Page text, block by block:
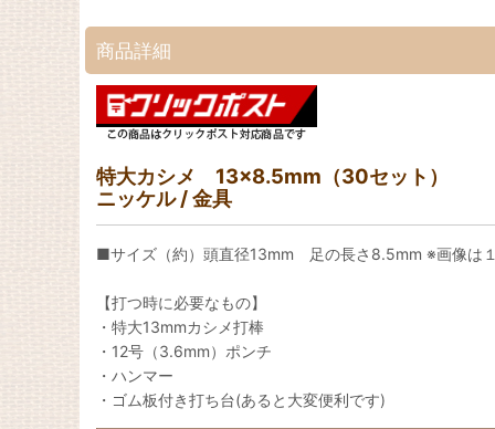
商品詳細
特大カシメ 13×8.5mm（30セット）
ニッケル / 金具
■サイズ（約）頭直径13mm 足の長さ8.5mm ※画像は
【打つ時に必要なもの】
・特大13mmカシメ打棒
・12号（3.6mm）ポンチ
・ハンマー
・ゴム板付き打ち台(あると大変便利です)